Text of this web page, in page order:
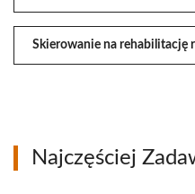
Skierowanie na rehabilitację
Najczęściej